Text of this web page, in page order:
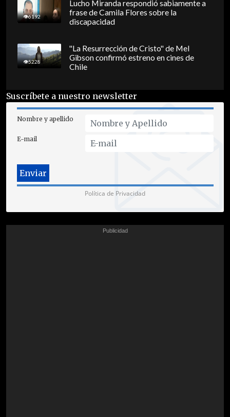
6192
Lucho Miranda respondió sabiamente a
frase de Camila Flores sobre la
discapacidad
5228
"La Resurrección de Cristo" de Mel
Gibson confirmó estreno en cines de
Chile
Suscríbete a nuestro newsletter
Nombre y apellido
E-mail
Política de Privacidad